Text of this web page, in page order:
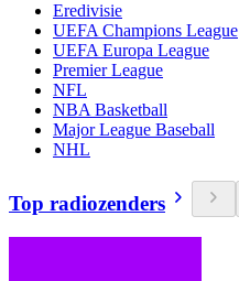
Eredivisie
UEFA Champions League
UEFA Europa League
Premier League
NFL
NBA Basketball
Major League Baseball
NHL
Top radiozenders